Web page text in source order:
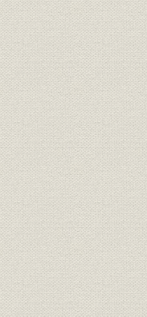
財務・業績
設備
事業所
財務・業績
設備
財務・業績
事業所